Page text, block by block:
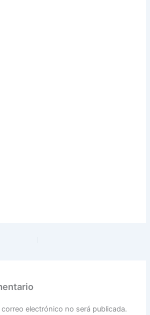
electrónico no será publicada.